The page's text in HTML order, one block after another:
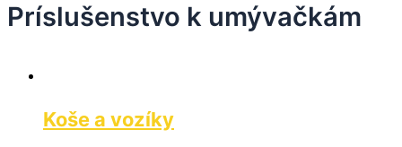
Príslušenstvo k umývačkám
Koše a vozíky